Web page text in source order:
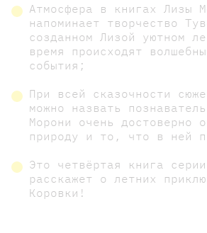
Атмосфера в книгах Лизы
напоминает творчество
созданном Лизой уютном
время происходят
события;
При всей сказочности
можно назвать
Морони очень достоверно
природу и то, что в ней
Это четвёртая книга
расскажет о летних
Коровки!